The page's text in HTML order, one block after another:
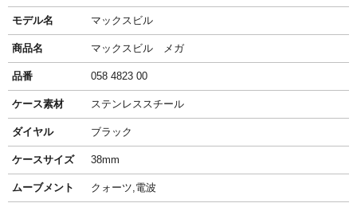
モデル名 マックスビル
商品名 マックスビル メガ
品番 058 4823 00
ケース素材 ステンレススチール
ダイヤル ブラック
ケースサイズ 38mm
ムーブメント クォーツ,電波